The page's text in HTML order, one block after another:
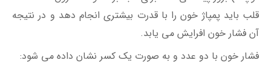
قلب باید پمپاژ خون را با قدرت بیشتری انجام دهد و در نتیجه
آن فشار خون افرایش می یابد.
فشار خون با دو عدد و به صورت یک کسر نشان داده می شود: